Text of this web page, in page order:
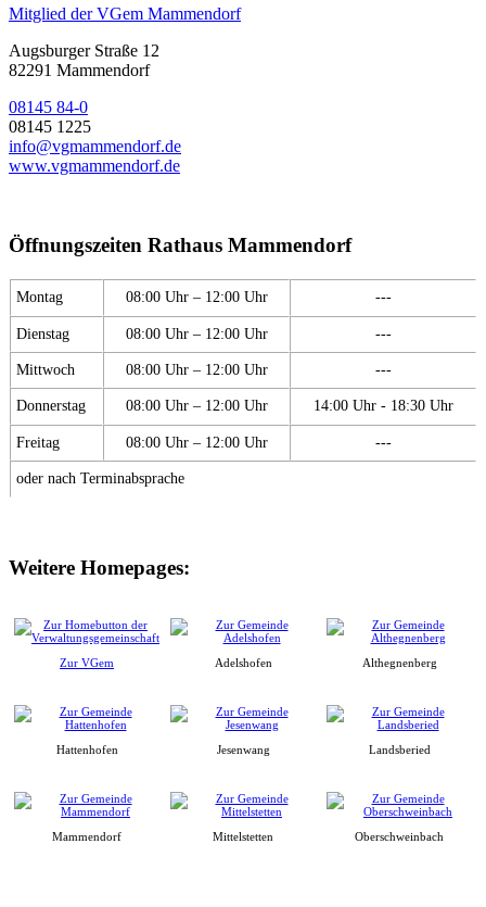
Mitglied der VGem Mammendorf
Augsburger Straße 12
82291 Mammendorf
08145 84-0
08145 1225
info@vgmammendorf.de
www.vgmammendorf.de
Öffnungszeiten Rathaus Mammendorf
Montag 08:00 Uhr – 12:00 Uhr ---
Dienstag 08:00 Uhr – 12:00 Uhr ---
Mittwoch 08:00 Uhr – 12:00 Uhr ---
Donnerstag 08:00 Uhr – 12:00 Uhr 14:00 Uhr - 18:30 Uhr
Freitag 08:00 Uhr – 12:00 Uhr ---
oder nach Terminabsprache
Weitere Homepages:
Zur VGem Adelshofen Althegnenberg
Hattenhofen Jesenwang Landsberied
Mammendorf Mittelstetten Oberschweinbach